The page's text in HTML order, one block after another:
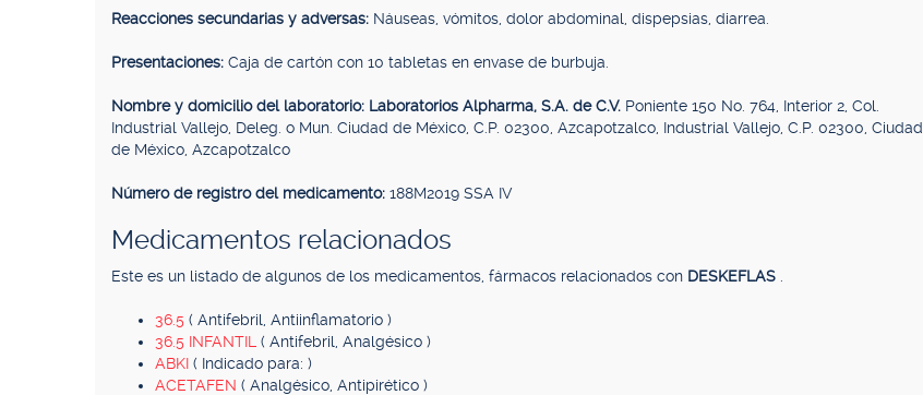
Reacciones secundarias y adversas: Náuseas, vómitos, dolor abdominal, dispepsias, diarrea.
Presentaciones: Caja de cartón con 10 tabletas en envase de burbuja.
Nombre y domicilio del laboratorio: Laboratorios Alpharma, S.A. de C.V. Poniente 150 No. 764, Interior 2, Col.
Industrial Vallejo, Deleg. o Mun. Ciudad de México, C.P. 02300, Azcapotzalco, Industrial Vallejo, C.P. 02300, Ciudad
de México, Azcapotzalco
Número de registro del medicamento: 188M2019 SSA IV
Medicamentos relacionados
Este es un listado de algunos de los medicamentos, fármacos relacionados con DESKEFLAS
36.5 ( Antifebril, Antiinflamatorio )
36.5 INFANTIL ( Antifebril, Analgésico )
ABKI ( Indicado para: )
ACETAFEN ( Analgésico, Antipirético )